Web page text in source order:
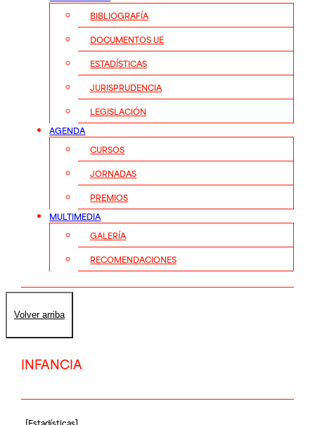
BIBLIOGRAFÍA
DOCUMENTOS UE
ESTADÍSTICAS
JURISPRUDENCIA
LEGISLACIÓN
AGENDA
CURSOS
JORNADAS
PREMIOS
MULTIMEDIA
GALERÍA
RECOMENDACIONES
Volver arriba
INFANCIA